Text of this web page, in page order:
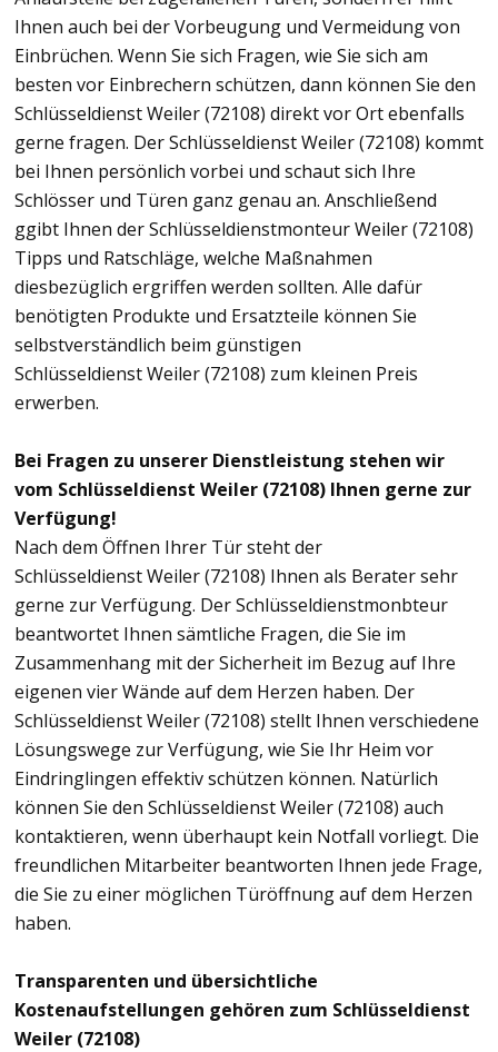
Ihnen auch bei der Vorbeugung und Vermeidung von
Einbrüchen. Wenn Sie sich Fragen, wie Sie sich am
besten vor Einbrechern schützen, dann können Sie den
Schlüsseldienst Weiler (72108) direkt vor Ort ebenfalls
gerne fragen. Der Schlüsseldienst Weiler (72108) kommt
bei Ihnen persönlich vorbei und schaut sich Ihre
Schlösser und Türen ganz genau an. Anschließend
ggibt Ihnen der Schlüsseldienstmonteur Weiler (72108)
Tipps und Ratschläge, welche Maßnahmen
diesbezüglich ergriffen werden sollten. Alle dafür
benötigten Produkte und Ersatzteile können Sie
selbstverständlich beim günstigen
Schlüsseldienst Weiler (72108) zum kleinen Preis
erwerben.
Bei Fragen zu unserer Dienstleistung stehen wir
vom Schlüsseldienst Weiler (72108) Ihnen gerne zur
Verfügung!
Nach dem Öffnen Ihrer Tür steht der
Schlüsseldienst Weiler (72108) Ihnen als Berater sehr
gerne zur Verfügung. Der Schlüsseldienstmonbteur
beantwortet Ihnen sämtliche Fragen, die Sie im
Zusammenhang mit der Sicherheit im Bezug auf Ihre
eigenen vier Wände auf dem Herzen haben. Der
Schlüsseldienst Weiler (72108) stellt Ihnen verschiedene
Lösungswege zur Verfügung, wie Sie Ihr Heim vor
Eindringlingen effektiv schützen können. Natürlich
können Sie den Schlüsseldienst Weiler (72108) auch
kontaktieren, wenn überhaupt kein Notfall vorliegt. Die
freundlichen Mitarbeiter beantworten Ihnen jede Frage,
die Sie zu einer möglichen Türöffnung auf dem Herzen
haben.
Transparenten und übersichtliche
Kostenaufstellungen gehören zum Schlüsseldienst
Weiler (72108)